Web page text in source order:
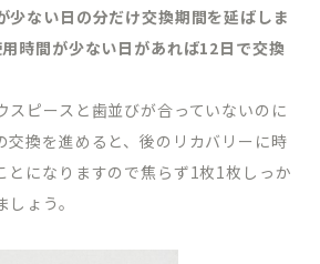
少ない日の分だけ交換期間を延ばしま
時間が少ない日があれば12日で交換
スピースと歯並びが合っていないのに
交換を進めると、後のリカバリーに時
とになりますので焦らず1枚1枚しっか
ょう。